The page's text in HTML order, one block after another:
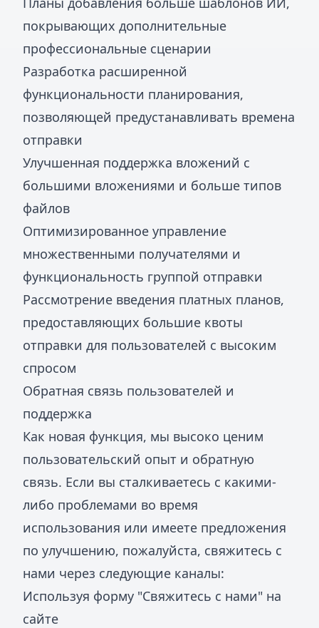
покрывающих дополнительные
профессиональные сценарии
Разработка расширенной
функциональности планирования,
позволяющей предустанавливать времена
отправки
Улучшенная поддержка вложений с
большими вложениями и больше типов
файлов
Оптимизированное управление
множественными получателями и
функциональность группой отправки
Рассмотрение введения платных планов,
предоставляющих большие квоты
отправки для пользователей с высоким
спросом
Обратная связь пользователей и
поддержка
Как новая функция, мы высоко ценим
пользовательский опыт и обратную
связь. Если вы сталкиваетесь с какими-
либо проблемами во время
использования или имеете предложения
по улучшению, пожалуйста, свяжитесь с
нами через следующие каналы:
Используя форму "Свяжитесь с нами" на
сайте